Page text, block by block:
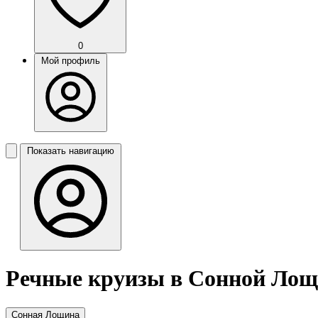
0
Мой профиль
Показать навигацию
Речные круизы в Сонной
Сонная Лощина